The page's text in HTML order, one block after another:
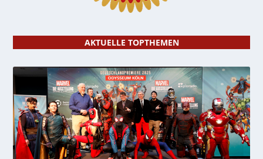
AKTUELLE TOPTHEMEN